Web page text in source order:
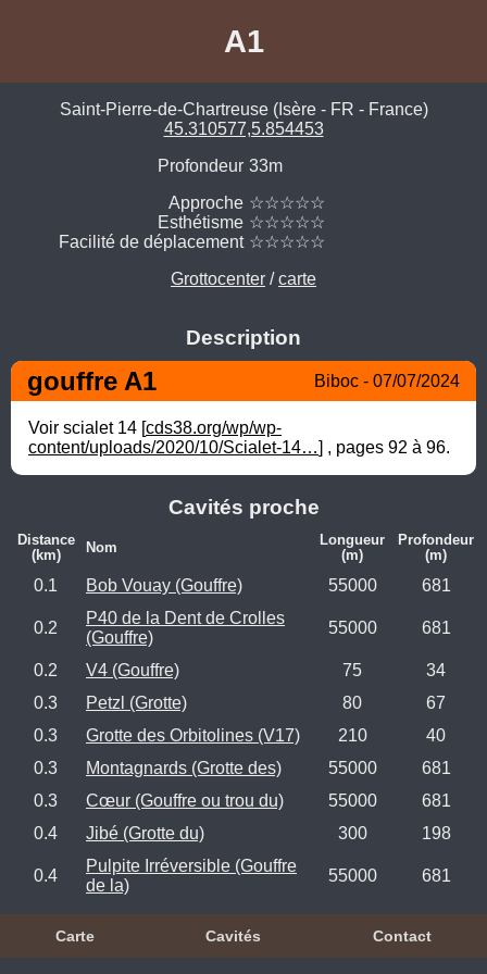
A1
Saint-Pierre-de-Chartreuse (Isère - FR - France)
45.310577,5.854453
Profondeur 33m
Approche ☆☆☆☆☆
Esthétisme ☆☆☆☆☆
Facilité de déplacement ☆☆☆☆☆
Grottocenter /carte
Description
gouffre A1 Biboc - 07/07/2024
Voir scialet 14 [cds38.org/wp/wp-
content/uploads/2020/10/Scialet-14…] , pages 92 à 96.
Cavités proche
Distance
(km)
Nom
Longueur
(m)
Profondeur
(m)
0.1 Bob Vouay (Gouffre) 55000 681
0.2
P40 de la Dent de Crolles
(Gouffre)
55000 681
0.2 V4 (Gouffre) 75
34
0.3
Petzl (Grotte) 80
67
0.3
Grotte des Orbitolines (V17) 210
40
0.3
Montagnards (Grotte des) 55000
681
0.3
Cœur (Gouffre ou trou du) 55000
681
0.4
Jibé (Grotte du) 300 198
0.4
Pulpite Irréversible (Gouffre
de la)
55000 681
Carte Cavités Contact